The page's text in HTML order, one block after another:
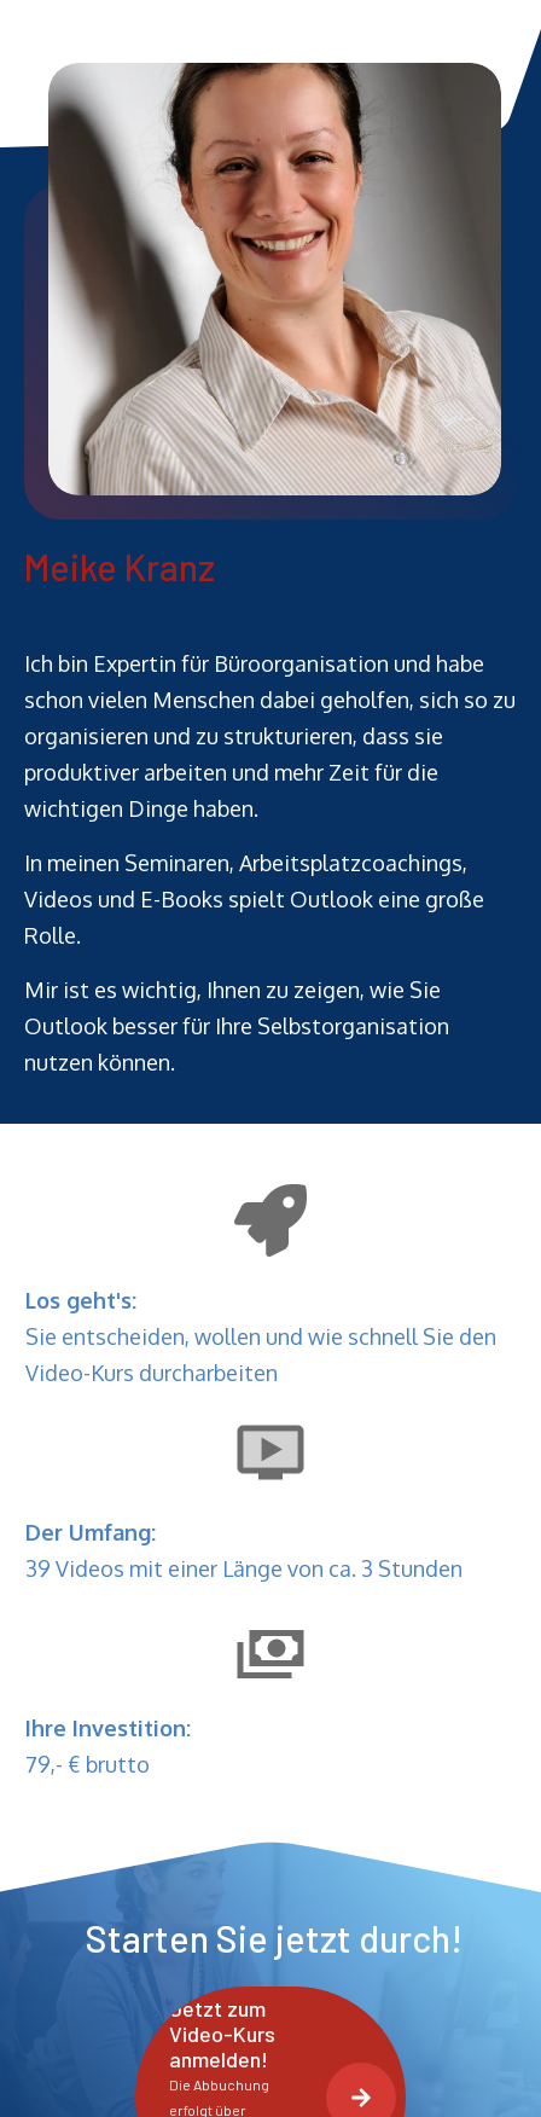
Meike Kranz
Ich bin Expertin für Büroorganisation und habe
schon vielen Menschen dabei geholfen, sich so zu
organisieren und zu strukturieren, dass sie
produktiver arbeiten und mehr Zeit für die
wichtigen Dinge haben.
In meinen Seminaren, Arbeitsplatzcoachings,
Videos und E-Books spielt Outlook eine große
Rolle.
Mir ist es wichtig, Ihnen zu zeigen, wie Sie
Outlook besser für Ihre Selbstorganisation
nutzen können.
Los geht's:
Sie entscheiden, wollen und wie schnell Sie den
Video-Kurs durcharbeiten
Der Umfang:
39 Videos mit einer Länge von ca. 3 Stunden
Ihre Investition:
79,- € brutto
Starten Sie jetzt durch!
Jetzt zum
Video-Kurs
anmelden!
Die Abbuchung
erfolgt über